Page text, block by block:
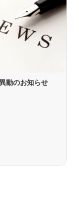
動のお知らせ